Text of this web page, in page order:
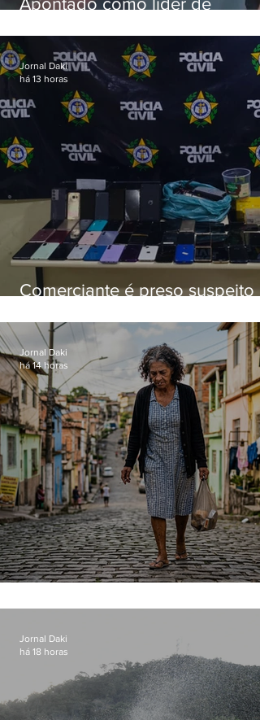
aposentados é preso
Comerciante é preso suspeito
loja
Jornal Daki
há 13 horas
Jornal Daki
há 14 horas
Jornal Daki
há 18 horas